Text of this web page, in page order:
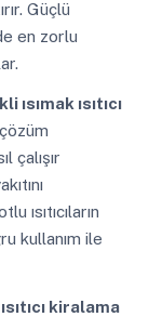
Güçlü
en zorlu
ısımak ısıtıcı
çalışır
ısıtıcıların
kullanım ile
kiralama